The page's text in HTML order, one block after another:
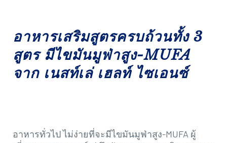
อาหารเสริมสูตรครบถ้วนทั้ง 3
สูตร มีไขมันมูฟ่าสูง-MUFA
จาก เนสท์เล่ เฮลท์ ไซเอนซ์
อาหารทั่วไป ไม่ง่ายที่จะมีไขมันมูฟ่าสูง-MUFA ผู้